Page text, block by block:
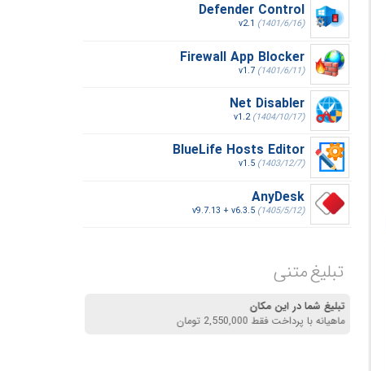
Defender Control
v2.1 (1401/6/16)
Firewall App Blocker
v1.7 (1401/6/11)
Net Disabler
v1.2(1404/10/17)
BlueLife Hosts Editor
v1.5 (1403/12/7)
AnyDesk
v9.7.13 + v6.3.5 (1405/5/12)
تبلیغ متنی
تبلیغ شما در این مکان
ماهیانه با پرداخت فقط 2,550,000 تومان